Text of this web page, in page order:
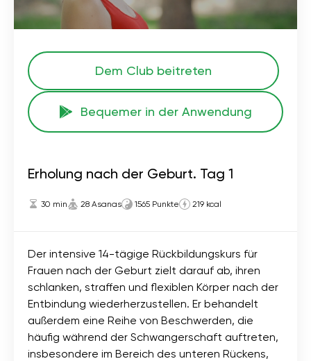
Dem Club beitreten
Bequemer in der Anwendung
Erholung nach der Geburt. Tag 1
30 min 28 Asanas 1565 Punkte 219 kcal
Der intensive 14-tägige Rückbildungskurs für
Frauen nach der Geburt zielt darauf ab, ihren
schlanken, straffen und flexiblen Körper nach der
Entbindung wiederherzustellen. Er behandelt
außerdem eine Reihe von Beschwerden, die
häufig während der Schwangerschaft auftreten,
insbesondere im Bereich des unteren Rückens,